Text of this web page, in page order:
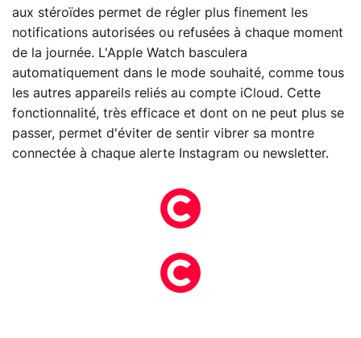
aux stéroïdes permet de régler plus finement les
notifications autorisées ou refusées à chaque moment
de la journée. L'Apple Watch basculera
automatiquement dans le mode souhaité, comme tous
les autres appareils reliés au compte iCloud. Cette
fonctionnalité, très efficace et dont on ne peut plus se
passer, permet d'éviter de sentir vibrer sa montre
connectée à chaque alerte Instagram ou newsletter.